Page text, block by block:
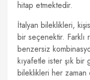
hitap etmektedir.
İtalyan bileklikleri,
bir seçenektir.
benzersiz
kıyafetle ister şık bir
bileklikleri her zaman